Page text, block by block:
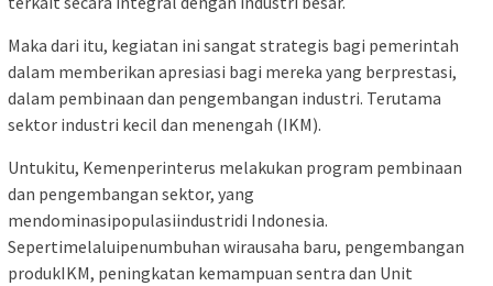
Maka dari itu, kegiatan ini sangat strategis bagi pemerintah
dalam memberikan apresiasi bagi mereka yang berprestasi,
dalam pembinaan dan pengembangan industri. Terutama
sektor industri kecil dan menengah (IKM).
Untukitu, Kemenperinterus melakukan program pembinaan
dan pengembangan sektor, yang
mendominasipopulasiindustridi Indonesia.
Sepertimelaluipenumbuhan wirausaha baru, pengembangan
produkIKM, peningkatan kemampuan sentra dan Unit